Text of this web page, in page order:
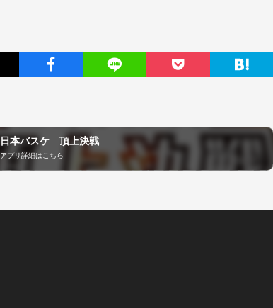
日本バスケ 頂上決戦
アプリ詳細はこちら